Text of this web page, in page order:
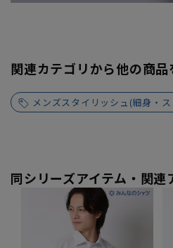
関連カテゴリから他の商品
メンズスタイリッシュ(細身・
同シリーズアイテム・関連